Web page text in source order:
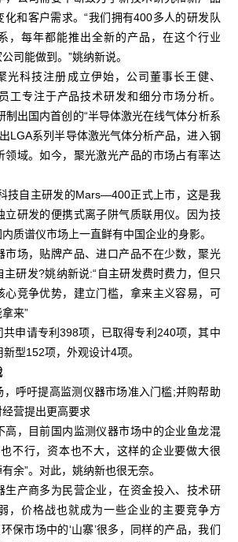
化和客户需求。“我们拥有400多人的研发队
，每年都能推出全新的产品，在这个行业
司能做到。”姚纳新说。
科技注册成立伊始，公司董事长王健、
工专注于产品技术研发和细分市场分析。
制出国内首创的“半导体激光在线气体分析系
LGA系列半导体激光气体分析产品，进入钢
领域。如今，聚光激光产品的市场占有率达
自主研发的Mars—400正式上市，这是我
立研发的便携式离子阱气质联用仪。因为技
质谱仪市场上一直鲜有中国企业的身影。
场，贴牌产品、进口产品不在少数，聚光
研发?姚纳新说:“自主研发费时费力，但只
心竞争优势，建立门槛，拿来主义容易，可
来”
申请专利398项，已取得专利240项，其中
型152项，外观设计4项。
呼吁提高监测仪器市场准入门槛;并购帮助
营提出更高要求
，目前国内监测仪器市场中的企业鱼龙混
不行，资本也不大，这样的企业要做大很
余”。对此，姚纳新也很无奈。
产商多为民营企业，在资金投入、技术研
，价格战也就成为一些企业的主要竞争方
保市场中的‘山寨’很多，同样的产品，我们